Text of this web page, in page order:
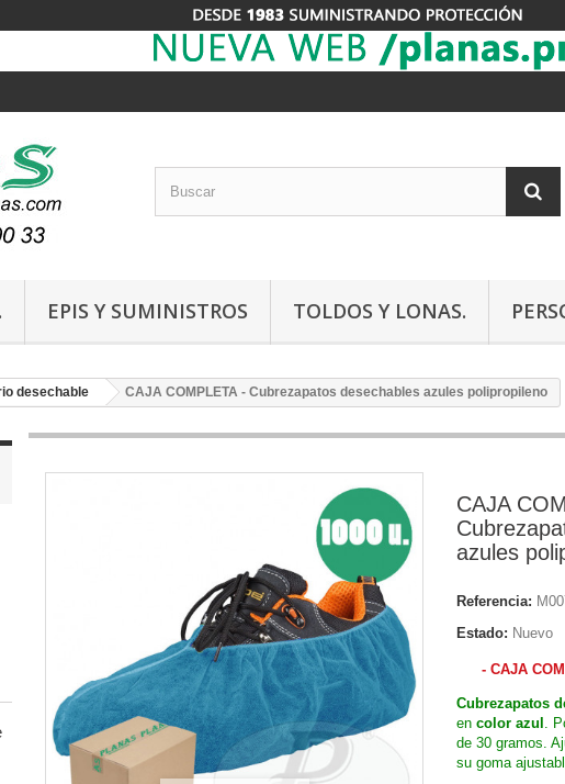
EPIS Y SUMINISTROS TOLDOS Y LONAS.
desechable CAJA COMPLETA - Cubrezapatos desechables azules polipropileno
CAJA
azules
Referencia:
Estado: Nuevo
- CAJA
Cubrezapatos
en color azul .
de 30 gramos.
su goma